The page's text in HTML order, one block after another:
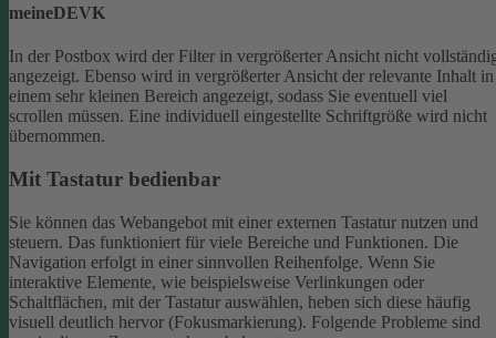
meineDEVK
In der Postbox wird der Filter in vergrößerter Ansicht nicht
angezeigt. Ebenso wird in vergrößerter Ansicht der relevante Inhalt in
einem sehr kleinen Bereich angezeigt, sodass Sie eventuell viel
scrollen müssen. Eine individuell eingestellte Schriftgröße wird nicht
übernommen.
Mit Tastatur bedienbar
Sie können das Webangebot mit einer externen Tastatur nutzen und
steuern. Das funktioniert für viele Bereiche und Funktionen. Die
Navigation erfolgt in einer sinnvollen Reihenfolge. Wenn Sie
interaktive Elemente, wie beispielsweise Verlinkungen oder
Schaltflächen, mit der Tastatur auswählen, heben sich diese häufig
visuell deutlich hervor (Fokusmarkierung). Folgende Probleme sind